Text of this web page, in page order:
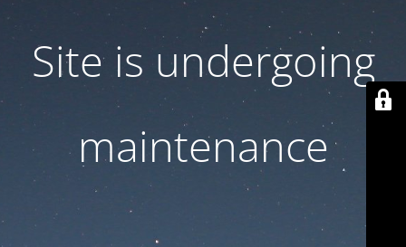
Site is undergoing
maintenance